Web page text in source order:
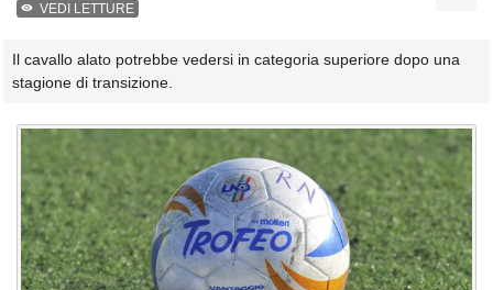
VEDI LETTURE
Il cavallo alato potrebbe vedersi in categoria superiore dopo una
stagione di transizione.